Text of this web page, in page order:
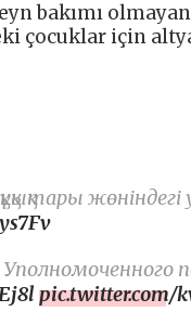
bakımı
çocuklar için
жөніндегі
pic.twitter.com/